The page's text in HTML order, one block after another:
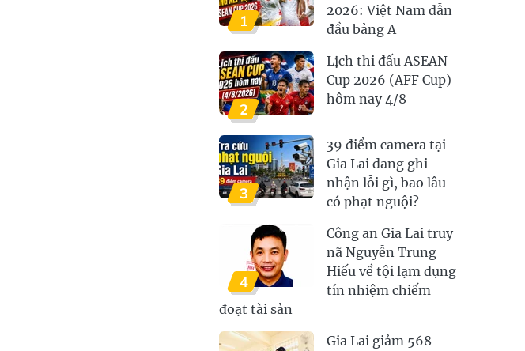
1
2026: Việt Nam dẫn
đầu bảng A
2
Lịch thi đấu ASEAN
Cup 2026 (AFF Cup)
hôm nay 4/8
3
39 điểm camera tại
Gia Lai đang ghi
nhận lỗi gì, bao lâu
có phạt nguội?
4
Công an Gia Lai truy
nã Nguyễn Trung
Hiếu về tội lạm dụng
tín nhiệm chiếm
đoạt tài sản
Gia Lai giảm 568